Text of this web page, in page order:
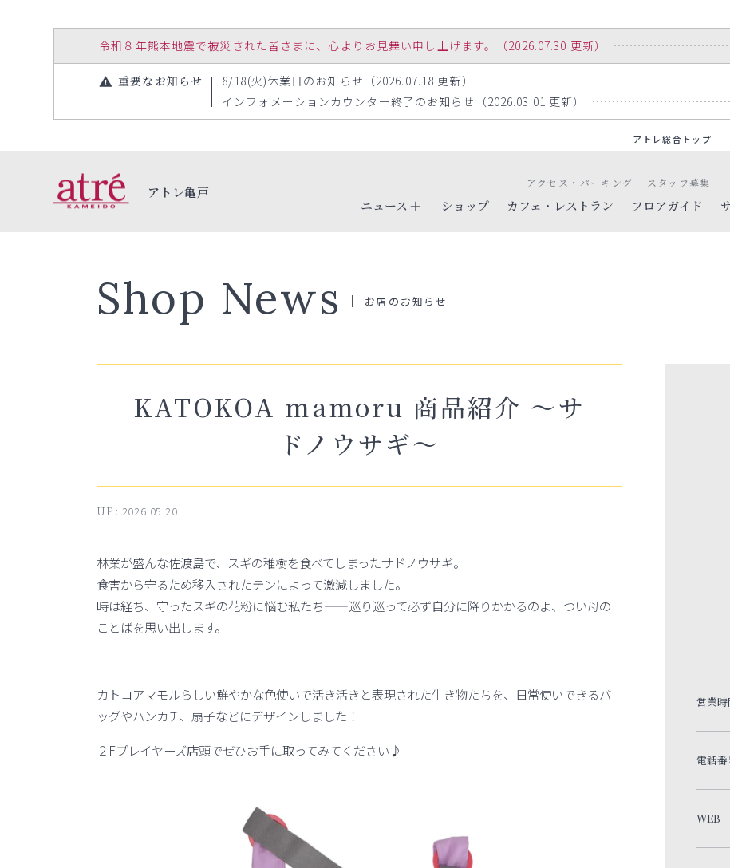
令和８年熊本地震で被災された皆さまに、心よりお見舞い申し上げます。（2026.07.30 更新）
重要なお知らせ
8/18(火)休業日のお知らせ（2026.07.18 更新）
インフォメーションカウンター終了のお知らせ（2026.03.01 更新）
アトレ総合トップ
アトレ亀戸
ニュース
ショップ カフェ・レストラン フロアガイド
アクセス・パーキング スタッフ募集
Shop News お店のお知らせ
KATOKOA mamoru 商品紹介 ～サ
ドノウサギ～
UP : 2026.05.20
林業が盛んな佐渡島で、スギの稚樹を食べてしまったサドノウサギ。
食害から守るため移入されたテンによって激減しました。
時は経ち、守ったスギの花粉に悩む私たち——巡り巡って必ず自分に降りかかるのよ、つい母の
ことばを思い出します。
カトコアマモルらしい鮮やかな色使いで活き活きと表現された生き物たちを、日常使いできるバ
ッグやハンカチ、扇子などにデザインしました！
２Fプレイヤーズ店頭でぜひお手に取ってみてください♪
営業時
電話番
WEB